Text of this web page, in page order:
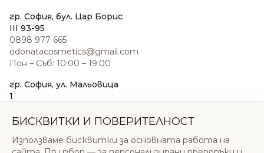
гр. София, бул. Цар Борис
III 93-95
0898 977 665
odonatacosmetics@gmail.com
Пон – Съб: 10:00 – 19:00
гр. София, ул. Мальовица
1
sales@odonatacosmetics.com
Нед: 11:00 – 18:00
БИСКВИТКИ И ПОВЕРИТЕЛНОСТ
Използваме бисквитки за основната работа на